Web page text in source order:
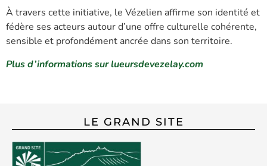
À travers cette initiative, le Vézelien affirme son identité et
fédère ses acteurs autour d’une offre culturelle cohérente,
sensible et profondément ancrée dans son territoire.
Plus d’informations sur lueursdevezelay.com
LE GRAND SITE